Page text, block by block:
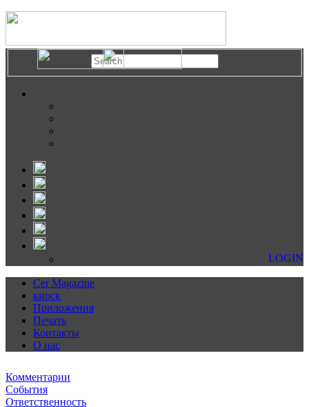
LOGIN
Cer Magazine
киоск
Приложения
Печать
Контакты
О нас
Комментарии
События
Ответственность